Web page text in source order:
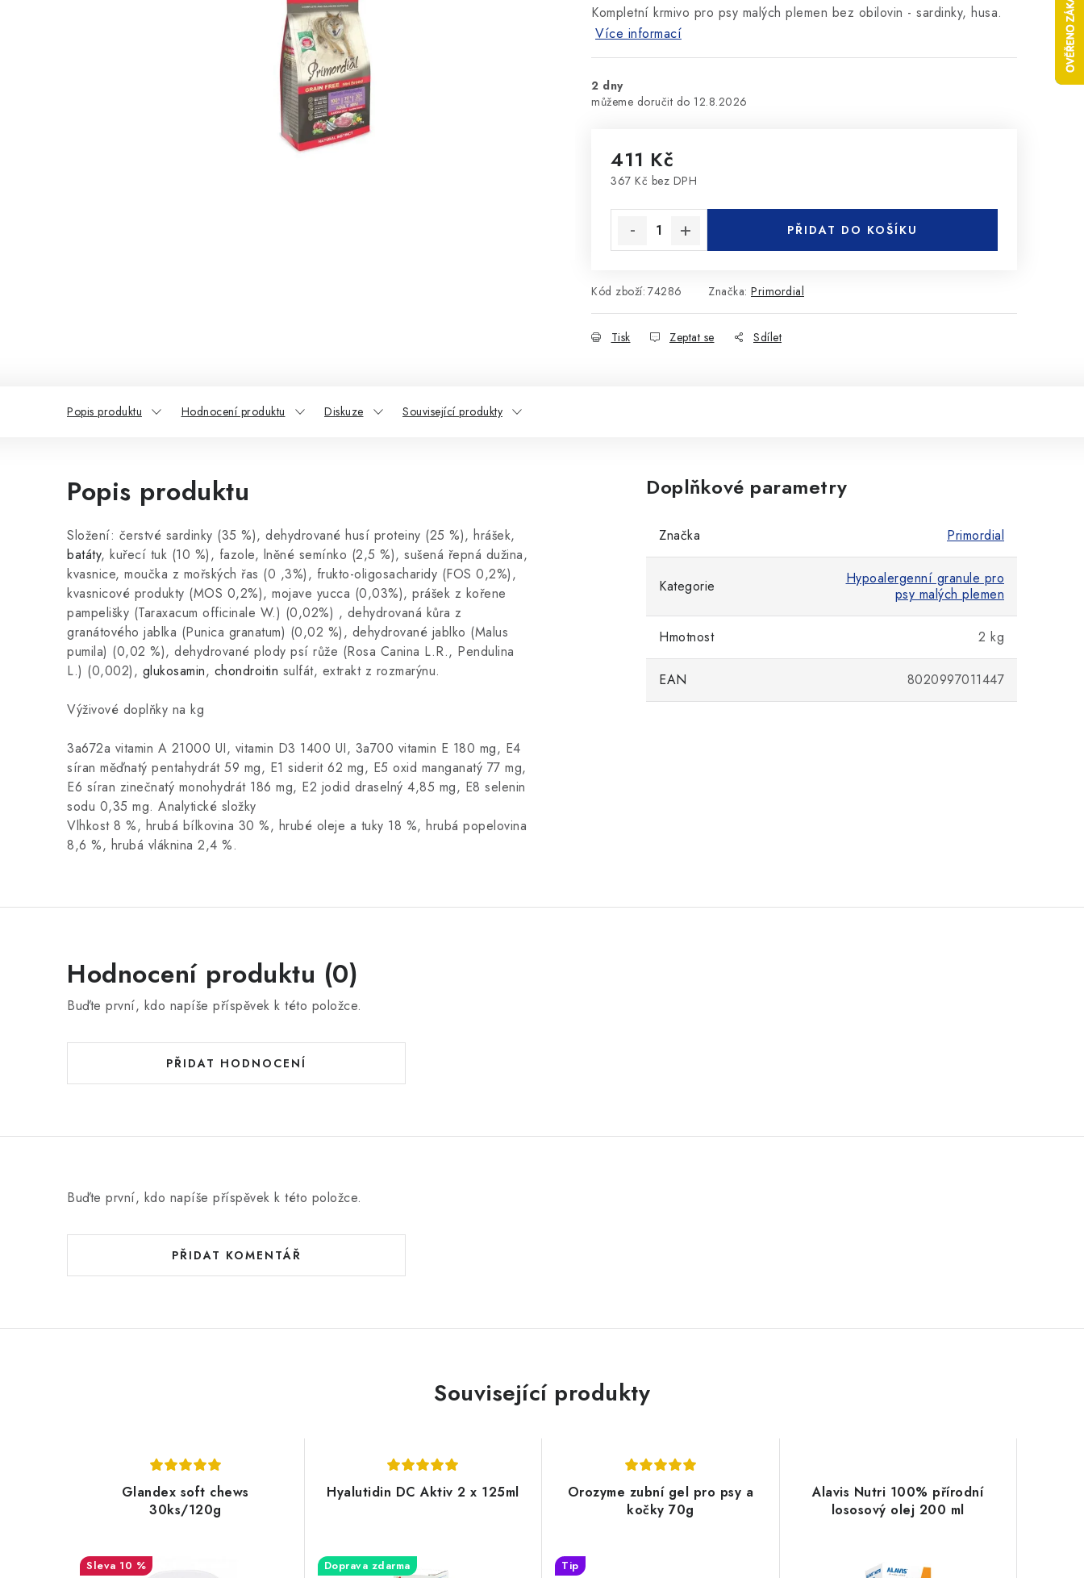
Kompletní krmivo pro psy malých plemen bez obilovin - sardinky, husa.
Více informací
2 dny
12.8.2026
411 Kč
367 Kč bez DPH
PŘIDAT DO KOŠÍKU
Kód zboží: 74286 Značka: Primordial
Tisk Zeptat se Sdílet
Popis produktu Hodnocení produktu Diskuze Související produkty
Popis produktu
Složení: čerstvé sardinky (35 %), dehydrované husí proteiny (25 %), hrášek,
batáty, kuřecí tuk (10 %), fazole, lněné semínko (2,5 %), sušená řepná dužina,
kvasnice, moučka z mořských řas (0 ,3%), frukto-oligosacharidy (FOS 0,2%),
kvasnicové produkty (MOS 0,2%), mojave yucca (0,03%), prášek z kořene
pampelišky (Taraxacum officinale W.) (0,02%) , dehydrovaná kůra z
granátového jablka (Punica granatum) (0,02 %), dehydrované jablko (Malus
pumila) (0,02 %), dehydrované plody psí růže (Rosa Canina L.R., Pendulina
L.) (0,002), glukosamin, chondroitin sulfát, extrakt z rozmarýnu.
Výživové doplňky na kg
3a672a vitamin A 21000 UI, vitamin D3 1400 UI, 3a700 vitamin E 180 mg, E4
síran měďnatý pentahydrát 59 mg, E1 siderit 62 mg, E5 oxid manganatý 77 mg,
E6 síran zinečnatý monohydrát 186 mg, E2 jodid draselný 4,85 mg, E8 selenin
sodu 0,35 mg. Analytické složky
Vlhkost 8 %, hrubá bílkovina 30 %, hrubé oleje a tuky 18 %, hrubá popelovina
8,6 %, hrubá vláknina 2,4 %.
Doplňkové parametry
Značka Primordial
Kategorie
Hypoalergenní granule pro
psy malých plemen
Hmotnost 2 kg
EAN 8020997011447
Hodnocení produktu (0)
Buďte první, kdo napíše příspěvek k této položce.
PŘIDAT HODNOCENÍ
Buďte první, kdo napíše příspěvek k této položce.
PŘIDAT KOMENTÁŘ
Související produkty
Glandex soft chews
30ks/120g
10 %
Hyalutidin DC Aktiv 2 x 125ml
Doprava zdarma
Orozyme zubní gel pro psy a
kočky 70g
Tip
Alavis Nutri 100% přírodní
lososový olej 200 ml